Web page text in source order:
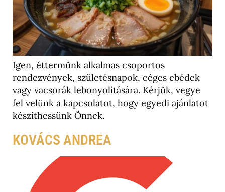
Igen, éttermünk alkalmas csoportos
rendezvények, születésnapok, céges ebédek
vagy vacsorák lebonyolítására. Kérjük, vegye
fel velünk a kapcsolatot, hogy egyedi ajánlatot
készíthessünk Önnek.
KOVÁCS ANDREA